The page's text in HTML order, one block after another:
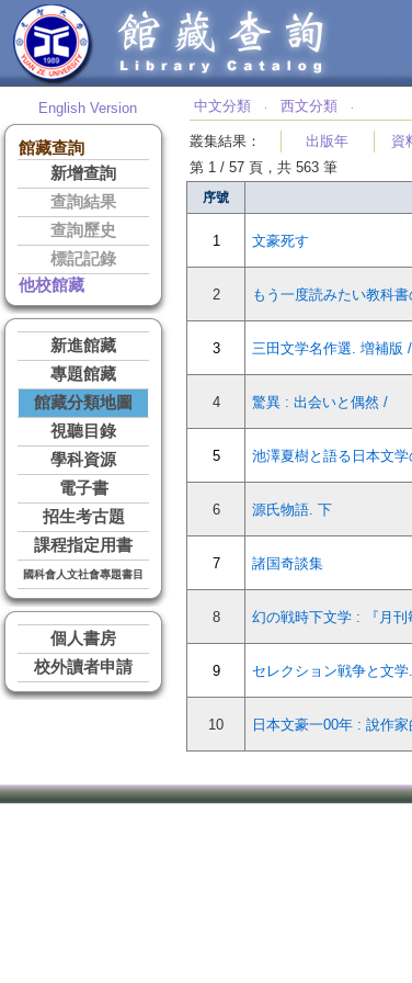
English Version
館藏查詢
新增查詢
查詢結果
查詢歷史
標記記錄
他校館藏
新進館藏
專題館藏
館藏分類地圖
視聽目錄
學科資源
電子書
招生考古題
課程指定用書
國科會人文社會專題書目
個人書房
校外讀者申請
中文分類 ‧ 西文分類 ‧
叢集結果 ： 出版年 資
第 1 / 57 頁，共 563 筆
序號
1 文豪死す
2 もう一度読みたい教科
3 三田文学名作選. 増補版
4 驚異 : 出会いと偶然 /
5 池澤夏樹と語る日本文
6 源氏物語. 下
7 諸国奇談集
8 幻の戦時下文学 : 『月刊
9 セレクション戦争と文
10 日本文豪一00年 : 說作